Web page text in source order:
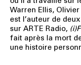
Warren Ellis,
est l’auteur de
sur ARTE Radio,
fait après la mort
une histoire